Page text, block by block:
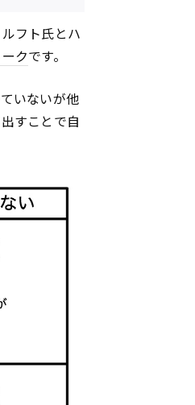
フト氏とハ
クです。
いないが他
すことで自